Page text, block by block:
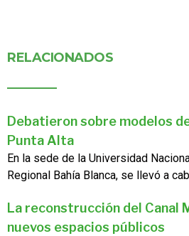
RELACIONADOS
Debatieron sobre modelos
Punta Alta
En la sede de la Universidad
Regional Bahía Blanca, se llevó a
La reconstrucción del Canal
nuevos espacios públicos